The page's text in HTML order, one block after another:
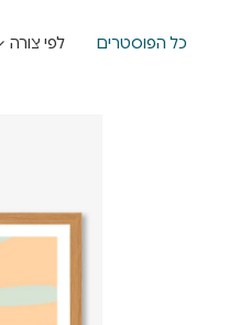
כל הפוסטרים לפי צורה